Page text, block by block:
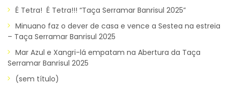
É Tetra! É Tetra!!! “Taça Serramar Banrisul 2025”
Minuano faz o dever de casa e vence a Sestea na estreia
– Taça Serramar Banrisul 2025
Mar Azul e Xangri-lá empatam na Abertura da Taça
Serramar Banrisul 2025
(sem título)